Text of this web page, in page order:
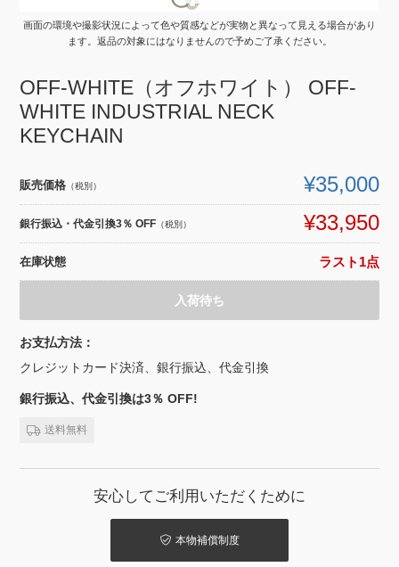
画面の環境や撮影状況によって色や質感などが実物と異なって見える場合があり
ます。返品の対象にはなりませんので予めご了承ください。
OFF-WHITE（オフホワイト） OFF-
WHITE INDUSTRIAL NECK
KEYCHAIN
販売価格 （税別） ¥35,000
銀行振込・代金引換3％ OFF （税別） ¥33,950
在庫状態 ラスト1点
入荷待ち
お支払方法：
クレジットカード決済、銀行振込、代金引換
銀行振込、代金引換は3％ OFF!
送料無料
安心してご利用いただくために
本物補償制度